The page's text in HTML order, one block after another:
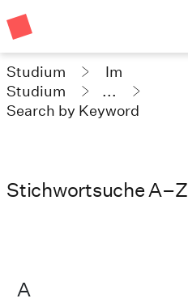
Studium
Im
Studium
...
Search by Keyword
Stichwortsuche A–Z
A